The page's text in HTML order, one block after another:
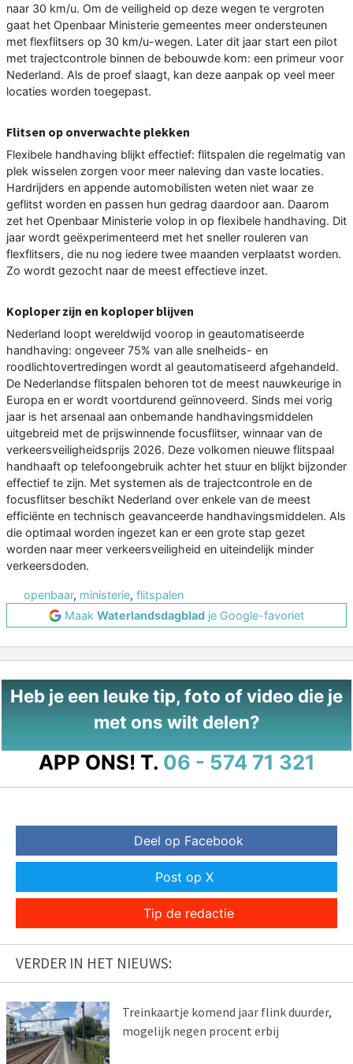
naar 30 km/u. Om de veiligheid op deze wegen te vergroten
gaat het Openbaar Ministerie gemeentes meer ondersteunen
met flexflitsers op 30 km/u-wegen. Later dit jaar start een pilot
met trajectcontrole binnen de bebouwde kom: een primeur voor
Nederland. Als de proef slaagt, kan deze aanpak op veel meer
locaties worden toegepast.
Flitsen op onverwachte plekken
Flexibele handhaving blijkt effectief: flitspalen die regelmatig van
plek wisselen zorgen voor meer naleving dan vaste locaties.
Hardrijders en appende automobilisten weten niet waar ze
geflitst worden en passen hun gedrag daardoor aan. Daarom
zet het Openbaar Ministerie volop in op flexibele handhaving. Dit
jaar wordt geëxperimenteerd met het sneller rouleren van
flexflitsers, die nu nog iedere twee maanden verplaatst worden.
Zo wordt gezocht naar de meest effectieve inzet.
Koploper zijn en koploper blijven
Nederland loopt wereldwijd voorop in geautomatiseerde
handhaving: ongeveer 75% van alle snelheids- en
roodlichtovertredingen wordt al geautomatiseerd afgehandeld.
De Nederlandse flitspalen behoren tot de meest nauwkeurige in
Europa en er wordt voortdurend geïnnoveerd. Sinds mei vorig
jaar is het arsenaal aan onbemande handhavingsmiddelen
uitgebreid met de prijswinnende focusflitser, winnaar van de
verkeersveiligheidsprijs 2026. Deze volkomen nieuwe flitspaal
handhaaft op telefoongebruik achter het stuur en blijkt bijzonder
effectief te zijn. Met systemen als de trajectcontrole en de
focusflitser beschikt Nederland over enkele van de meest
efficiënte en technisch geavanceerde handhavingsmiddelen. Als
die optimaal worden ingezet kan er een grote stap gezet
worden naar meer verkeersveiligheid en uiteindelijk minder
verkeersdoden.
openbaar, ministerie, flitspalen
Maak Waterlandsdagblad je Google-favoriet
Heb je een leuke tip, foto of video die je
met ons wilt delen?
APP ONS! T. 06 - 574 71 321
Deel op Facebook
Post op X
Tip de redactie
VERDER IN HET NIEUWS:
Treinkaartje komend jaar flink duurder,
mogelijk negen procent erbij